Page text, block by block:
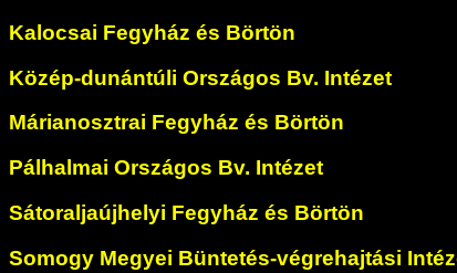
Kalocsai Fegyház és Börtön
Közép-dunántúli Országos Bv. Intézet
Márianosztrai Fegyház és Börtön
Pálhalmai Országos Bv. Intézet
Sátoraljaújhelyi Fegyház és Börtön
Somogy Megyei Büntetés-végrehajtási